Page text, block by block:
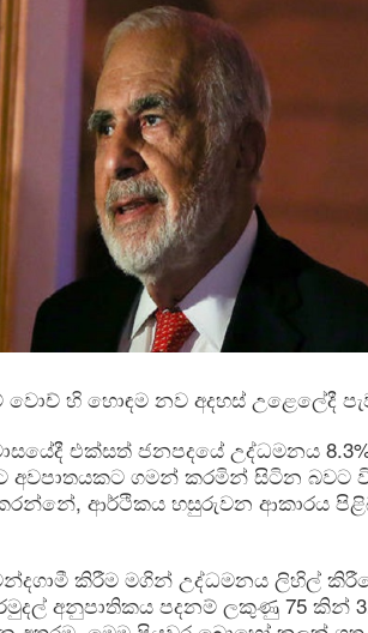
වොච් හි හොඳම නව අදහස් උළෙලේදී
එක්සත් ජනපදයේ උද්ධමනය
අවපාතයකට ගමන් කරමින් සිටින
ආර්ථිකය හසුරුවන ආකාරය
කිරීම මගින් උද්ධමනය ලිහිල්
අනුපාතිකය පදනම් ලකුණු 75 කින්